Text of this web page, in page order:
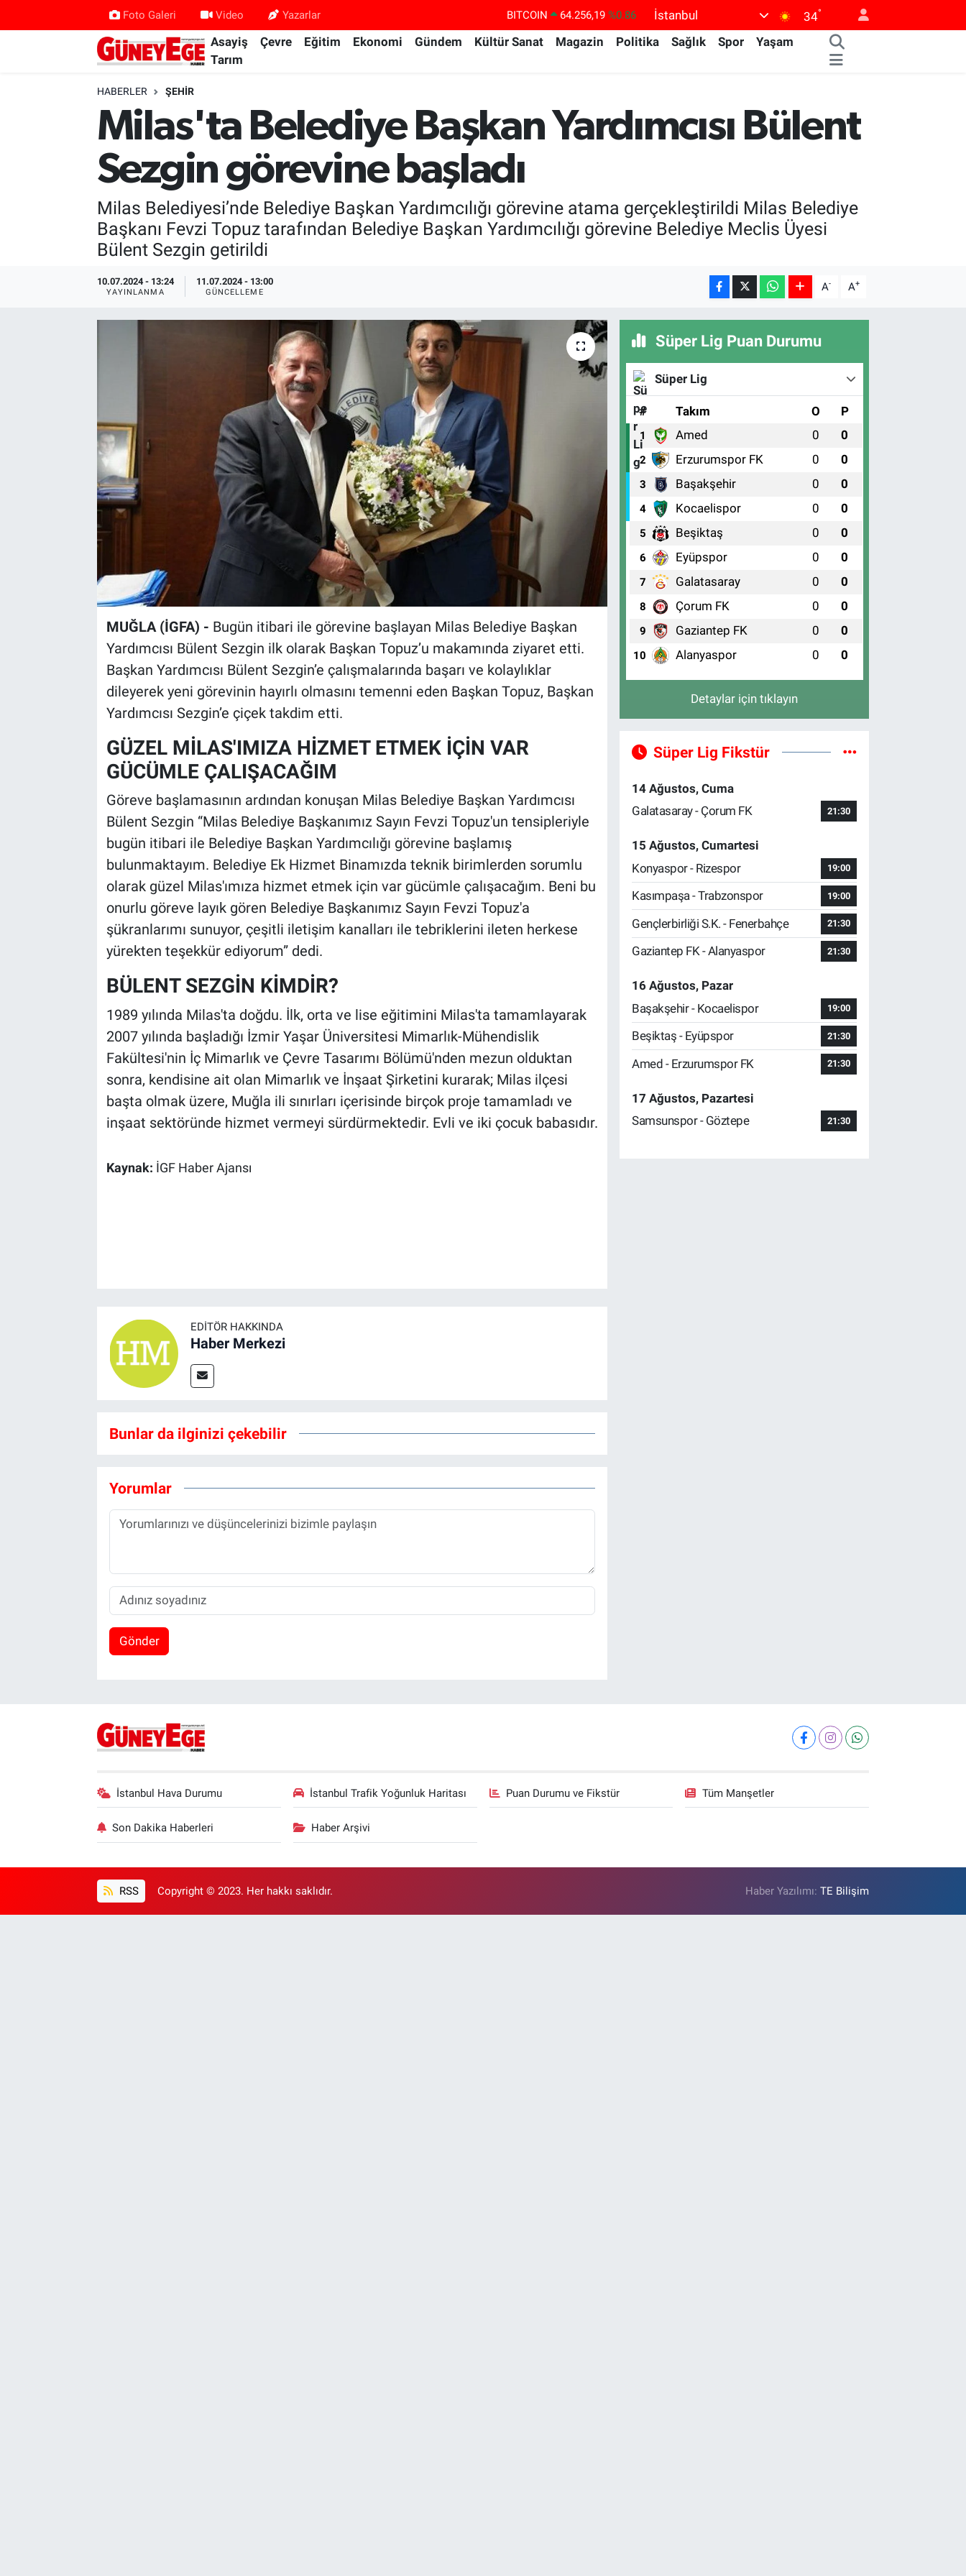
Foto Galeri Video Yazarlar
DOLAR
47,5785 %0.1
GRAM ALTIN
6384.71
%2.45
BİST100
13.688 %0
İstanbul 34°
Asayiş Çevre Eğitim Ekonomi Gündem Kültür Sanat Magazin Politika Sağlık Spor
Yaşam
Tarım
HABERLER ŞEHIR
Milas'ta Belediye Başkan Yardımcısı Bülent
Sezgin görevine başladı
Milas Belediyesi’nde Belediye Başkan Yardımcılığı görevine atama gerçekleştirildi Milas Belediye
Başkanı Fevzi Topuz tarafından Belediye Başkan Yardımcılığı görevine Belediye Meclis Üyesi
Bülent Sezgin getirildi
10.07.2024 - 13:24
YAYINLANMA
11.07.2024 - 13:00
GÜNCELLEME A- A+
MUĞLA (İGFA) - Bugün itibari ile görevine başlayan Milas Belediye Başkan
Yardımcısı Bülent Sezgin ilk olarak Başkan Topuz’u makamında ziyaret etti.
Başkan Yardımcısı Bülent Sezgin’e çalışmalarında başarı ve kolaylıklar
dileyerek yeni görevinin hayırlı olmasını temenni eden Başkan Topuz, Başkan
Yardımcısı Sezgin’e çiçek takdim etti.
GÜZEL MİLAS'IMIZA HİZMET ETMEK İÇİN VAR
GÜCÜMLE ÇALIŞACAĞIM
Göreve başlamasının ardından konuşan Milas Belediye Başkan Yardımcısı
Bülent Sezgin “Milas Belediye Başkanımız Sayın Fevzi Topuz'un tensipleriyle
bugün itibari ile Belediye Başkan Yardımcılığı görevine başlamış
bulunmaktayım. Belediye Ek Hizmet Binamızda teknik birimlerden sorumlu
olarak güzel Milas'ımıza hizmet etmek için var gücümle çalışacağım. Beni bu
onurlu göreve layık gören Belediye Başkanımız Sayın Fevzi Topuz'a
şükranlarımı sunuyor, çeşitli iletişim kanalları ile tebriklerini ileten herkese
yürekten teşekkür ediyorum” dedi.
BÜLENT SEZGİN KİMDİR?
1989 yılında Milas'ta doğdu. İlk, orta ve lise eğitimini Milas'ta tamamlayarak
2007 yılında başladığı İzmir Yaşar Üniversitesi Mimarlık-Mühendislik
Fakültesi'nin İç Mimarlık ve Çevre Tasarımı Bölümü'nden mezun olduktan
sonra, kendisine ait olan Mimarlık ve İnşaat Şirketini kurarak; Milas ilçesi
başta olmak üzere, Muğla ili sınırları içerisinde birçok proje tamamladı ve
inşaat sektöründe hizmet vermeyi sürdürmektedir. Evli ve iki çocuk babasıdır.
Kaynak: İGF Haber Ajansı
EDITÖR HAKKINDA
Haber Merkezi
Bunlar da ilginizi çekebilir
Yorumlar
Gönder
Süper Lig Puan Durumu
Süper Lig
# Takım O P
1 Amed 0 0
2 Erzurumspor FK 0 0
3 Başakşehir 0 0
4 Kocaelispor 0 0
5 Beşiktaş 0 0
6 Eyüpspor 0 0
7 Galatasaray 0 0
8 Çorum FK 0 0
9 Gaziantep FK 0 0
10 Alanyaspor 0 0
Detaylar için tıklayın
Süper Lig Fikstür
14 Ağustos, Cuma
Galatasaray - Çorum FK
21:30
15 Ağustos, Cumartesi
Konyaspor - Rizespor
19:00
Kasımpaşa - Trabzonspor 19:00
Gençlerbirliği S.K. - Fenerbahçe 21:30
Gaziantep FK - Alanyaspor 21:30
16 Ağustos, Pazar
Başakşehir - Kocaelispor
19:00
Beşiktaş - Eyüpspor 21:30
Amed - Erzurumspor FK 21:30
17 Ağustos, Pazartesi
Samsunspor - Göztepe
21:30
İstanbul Hava Durumu İstanbul Trafik Yoğunluk Haritası Puan Durumu ve Fikstür Tüm Manşetler
Son Dakika Haberleri Haber Arşivi
RSS Copyright © 2023. Her hakkı saklıdır. Haber Yazılımı:TE Bilişim
Kültür Sanat
İstanbul Hava Durumu
İstanbul Trafik Yoğunluk Haritası
Süper Lig Puan Durumu ve Fikstür
Tüm Manşetler
Son Dakika Haberleri
Haber Arşivi